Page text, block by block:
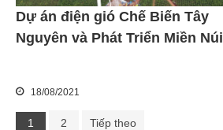
Dự án điện gió Chế Biến Tây
Nguyên và Phát Triển Miền Núi
18/08/2021
1 2 Tiếp theo